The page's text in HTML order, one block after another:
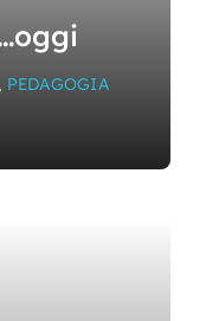
, PEDAGOGIA